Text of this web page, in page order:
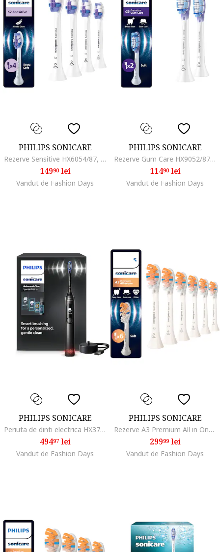
PHILIPS SONICARE
Rezerve Sensitive HX6054/87, pachet de 4 capete de periere, Standard, click-on, sincronizarea modurilor BrushSync, Alb
14990lei
Vandut de Fashion Days
PHILIPS SONICARE
Rezerve Gum Care HX9052/87, pachet de 2 capete de periere, Standard, click-on, sincronizarea modurilor BrushSync, Alb
11490lei
Vandut de Fashion Days
PHILIPS SONICARE
Periuta de dinti electrica HX3792/11, cu display, 5 moduri de periere, senzor de presiune vizual, o intensitate, contine: un capat de periere G3 Gum Care, un incarcator, Mov metalizat
49497lei
Vandut de Fashion Days
PHILIPS SONICARE
Rezerve A3 Premium All in One HX9096/87, pachet de 6 capete de periere standard, sincronizarea modurilor BrushSync, Alb
29999lei
Vandut de Fashion Days